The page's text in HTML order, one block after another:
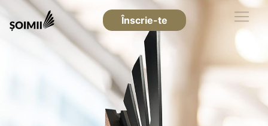
Înscrie-te